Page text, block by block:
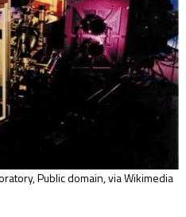
Public domain, via Wikimedia